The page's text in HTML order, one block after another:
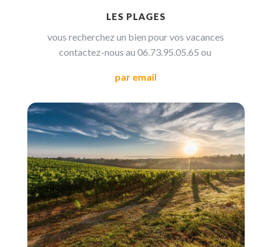
LES PLAGES
vous recherchez un bien pour vos vacances
contactez-nous au 06.73.95.05.65 ou
par email